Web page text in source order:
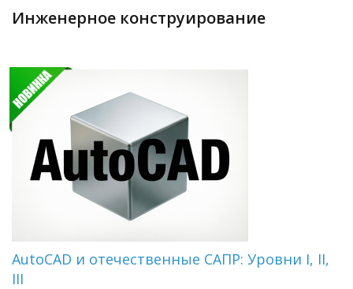
Инженерное конструирование
AutoCAD и отечественные САПР: Уровни I, II,
III